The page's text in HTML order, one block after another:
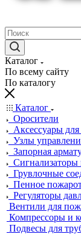
Каталог
По всему сайту
По каталогу
Каталог
Оросители
Аксессуары для
Узлы
Запорная
Грувлочные
Пенное
Регуляторы
Вентили для
Компрессоры и
Подвесы для